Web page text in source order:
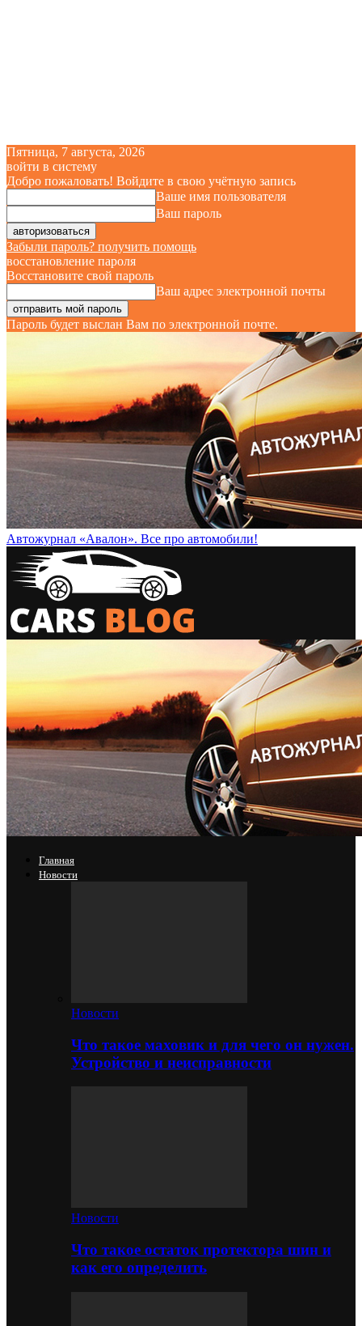
Пятница, 7 августа, 2026
войти в систему
Добро пожаловать! Войдите в свою учётную запись
Ваше имя пользователя
Ваш пароль
Забыли пароль? получить помощь
восстановление пароля
Восстановите свой пароль
Ваш адрес электронной почты
Пароль будет выслан Вам по электронной почте.
Автожурнал «Авалон». Все про автомобили!
Главная
Новости
Новости
Что такое маховик и для чего он нужен.
Устройство и неисправности
Новости
Что такое остаток протектора шин и
как его определить